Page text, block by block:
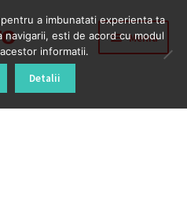
Meniu
a imbunatati experienta ta
esti de acord cu modul
informatii.
Detalii